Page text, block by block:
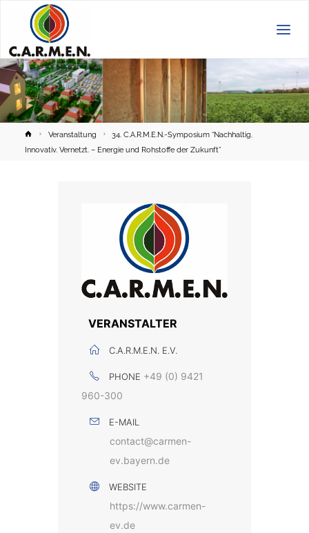
HomeVeranstaltung
34. C.A.R.M.E.N.-Symposium “Nachhaltig.
Innovativ. Vernetzt. – Energie und Rohstoffe der Zukunft”
VERANSTALTER
C.A.R.M.E.N. E.V.
PHONE +49 (0) 9421
960-300
E-MAIL
contact@carmen-
ev.bayern.de
WEBSITE
https://www.carmen-
ev.de